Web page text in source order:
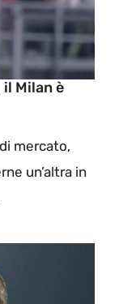
Milan è
mercato,
un’altra in